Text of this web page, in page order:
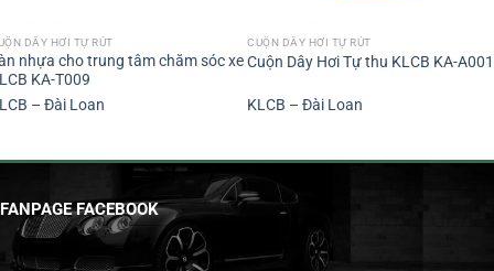
DÂY HƠI TỰ RÚT
nhựa cho trung tâm chăm sóc xe
KA-T009
– Đài Loan
CUỘN DÂY HƠI TỰ RÚT
Cuộn Dây Hơi Tự thu KLCB KA-A001
KLCB – Đài Loan
FANPAGE FACEBOOK